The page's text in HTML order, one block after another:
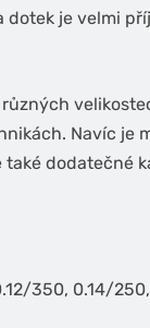
je velmi
Navíc je
dodatečné
350, 0.14/